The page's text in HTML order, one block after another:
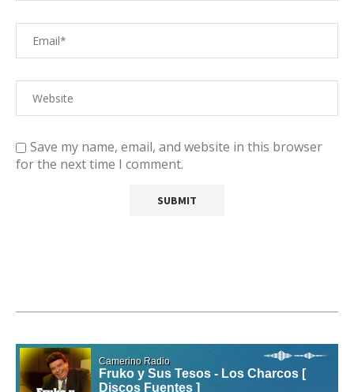
Save my name, email, and website in this browser
for the next time I comment.